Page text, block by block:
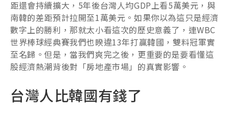
距還會持續擴大，5年後台灣人均GDP上看5萬美元，與
南韓的差距預計拉開至1萬美元。如果你以為這只是經濟
數字上的勝利，那就太小看這次的歷史意義了，連WBC
世界棒球經典賽我們也睽違13年打贏韓國，雙料冠軍實
至名歸。但是，當我們爽完之後，更重要的是要看懂這
股經濟熱潮背後對「房地產市場」的真實影響。
台灣人比韓國有錢了